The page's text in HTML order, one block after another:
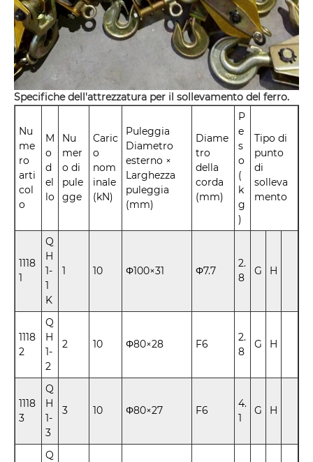
Specifiche dell'attrezzatura per il sollevamento del ferro.
Nu
me
ro
arti
col
o
M
o
d
el
lo
Nu
mer
o di
pule
gge
Caric
o
nom
inale
(kN)
Puleggia
Diametro
esterno ×
Larghezza
puleggia
(mm)
Diame
tro
della
corda
(mm)
P
e
s
o
(
k
g
)
Tipo di
punto
di
solleva
mento
1118
1
Q
H
1-
1
K
1 10 Φ100×31 Φ7.7
2.
8
G H
1118
2
Q
H
1-
2
2 10 Φ80×28 F6
2.
8
G H
1118
3
Q
H
1-
3
3 10 Φ80×27 F6
4.
1
G H
Q